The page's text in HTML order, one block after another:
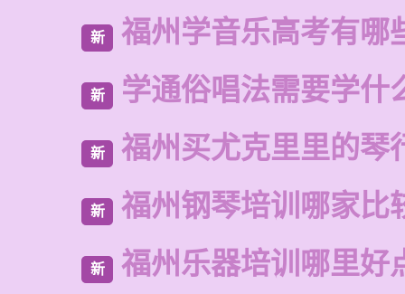
新 福州学音乐高考有哪
新 学通俗唱法需要学什
新 福州买尤克里里的琴
新 福州钢琴培训哪家比
新 福州乐器培训哪里好